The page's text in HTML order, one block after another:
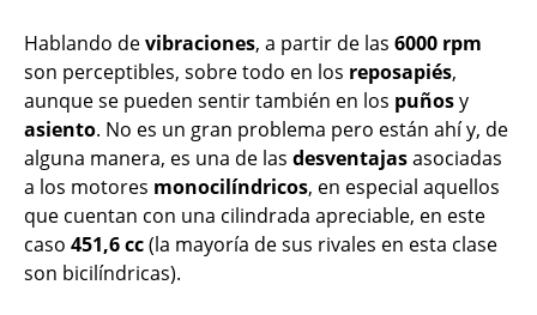
Hablando devibraciones, a partir de las 6000 rpm
son perceptibles, sobre todo en los reposapiés,
aunque se pueden sentir también en los puñosy
asiento. No es un gran problema pero están ahí y, de
alguna manera, es una de las desventajasasociadas
a los motores monocilíndricos, en especial aquellos
que cuentan con una cilindrada apreciable, en este
caso 451,6 cc(la mayoría de sus rivales en esta clase
son bicilíndricas).